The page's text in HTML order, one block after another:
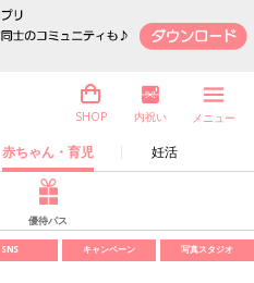
赤ちゃん・育児 妊活
SHOP 内祝い メニュー
優待パス
SNS キャンペーン 写真スタジオ